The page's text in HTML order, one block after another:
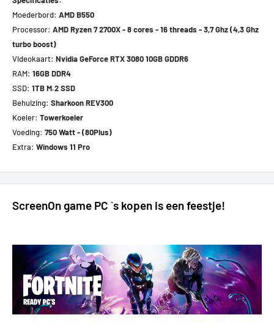
Moederbord: AMD B550
Processor: AMD Ryzen 7 2700X - 8 cores - 16 threads - 3,7 Ghz (4,3 Ghz
turbo boost)
Videokaart: Nvidia GeForce RTX 3080 10GB GDDR6
RAM: 16GB DDR4
SSD: 1TB M.2 SSD
Behuizing: Sharkoon REV300
Koeler: Towerkoeler
Voeding: 750 Watt - (80Plus)
Extra: Windows 11 Pro
ScreenOn game PC `s kopen is een feestje!